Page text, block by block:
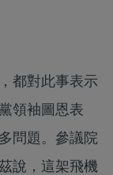
都對此事表示
領袖圖恩表
問題。參議院
說，這架飛機